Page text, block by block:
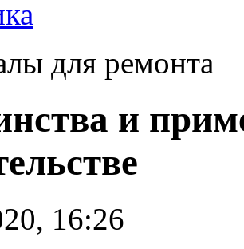
для ремонта
и
16:26